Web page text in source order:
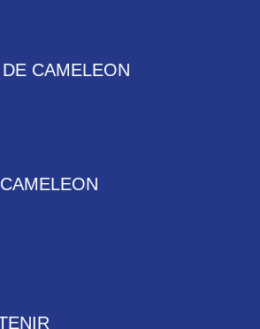
CAMELEON